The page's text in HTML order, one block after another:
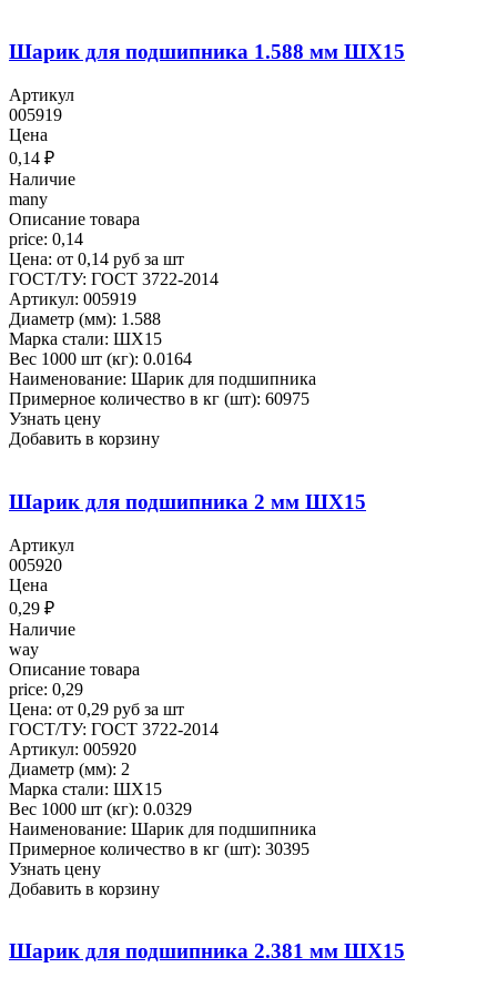
Шарик для подшипника 1.588 мм ШХ15
Артикул
005919
Цена
0,14 ₽
Наличие
many
Описание товара
price: 0,14
Цена: от 0,14 руб за шт
ГОСТ/ТУ: ГОСТ 3722-2014
Артикул: 005919
Диаметр (мм): 1.588
Марка стали: ШХ15
Вес 1000 шт (кг): 0.0164
Наименование: Шарик для подшипника
Примерное количество в кг (шт): 60975
Узнать цену
Добавить в корзину
Шарик для подшипника 2 мм ШХ15
Артикул
005920
Цена
0,29 ₽
Наличие
way
Описание товара
price: 0,29
Цена: от 0,29 руб за шт
ГОСТ/ТУ: ГОСТ 3722-2014
Артикул: 005920
Диаметр (мм): 2
Марка стали: ШХ15
Вес 1000 шт (кг): 0.0329
Наименование: Шарик для подшипника
Примерное количество в кг (шт): 30395
Узнать цену
Добавить в корзину
Шарик для подшипника 2.381 мм ШХ15